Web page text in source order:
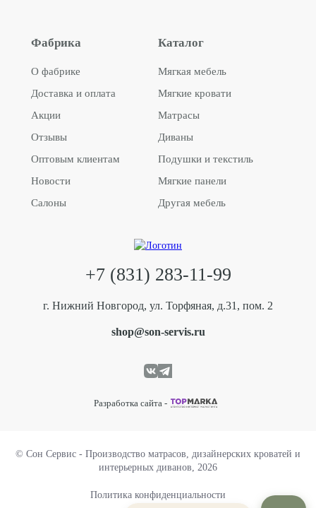
+7 (831) 283-11-99
г. Нижний Новгород, ул. Торфяная, д.31, пом. 2
shop@son-servis.ru
Разработка сайта -
Фабрика
О фабрике
Доставка и оплата
Акции
Отзывы
Оптовым клиентам
Новости
Салоны
Каталог
Мягкая мебель
Мягкие кровати
Матрасы
Диваны
Подушки и текстиль
Мягкие панели
Другая мебель
© Сон Сервис - Производство матрасов, дизайнерских кроватей и
интерьерных диванов, 2026
Политика конфиденциальности